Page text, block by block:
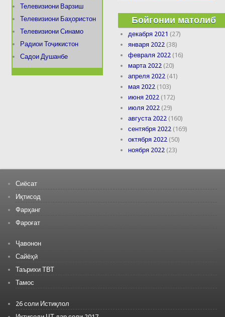
Телевизиони Варзиш
Телевизиони Баҳористон
Телевизиони Синамо
Радиои Тоҷикистон
Садои Душанбе
Бойгонии матолиб
декабря 2021 (27)
января 2022 (38)
февраля 2022 (16)
марта 2022 (20)
апреля 2022 (41)
мая 2022 (103)
июня 2022 (172)
июля 2022 (29)
августа 2022 (160)
сентября 2022 (169)
октября 2022 (50)
ноября 2022 (23)
Сиёсат
Иқтисод
Фарҳанг
Фароғат
Ҷавонон
Сайёҳӣ
Таърихи ТВТ
Тамос
26 соли Истиқлол